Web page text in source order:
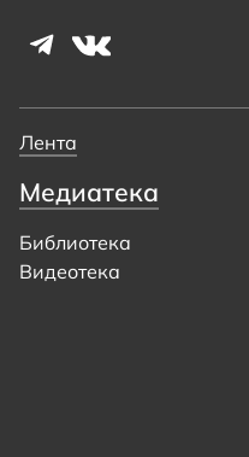
Лента
Медиатека
Библиотека
Видеотека